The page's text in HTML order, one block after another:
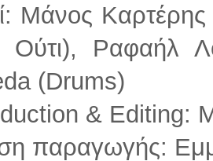
Μάνος
Ούτι), Ραφαήλ
(Drums)
& Editing:
παραγωγής: